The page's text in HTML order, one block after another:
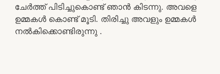
ചേർത്ത് പിടിച്ചുകൊണ്ട് ഞാൻ കിടന്നു. അവളെ
ഉമ്മകൾ കൊണ്ട് മൂടി. തിരിച്ചു അവളും ഉമ്മകൾ
നൽകിക്കൊണ്ടിരുന്നു .